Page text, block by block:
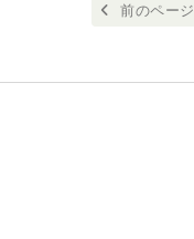
前のページ